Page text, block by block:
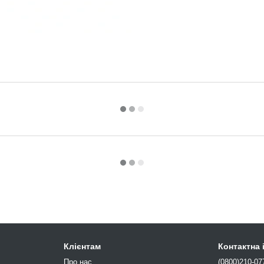
Клієнтам
Про нас
Контактна
(0800)210-